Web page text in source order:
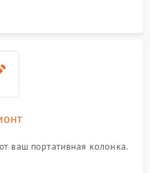
ваш портативная колонка.